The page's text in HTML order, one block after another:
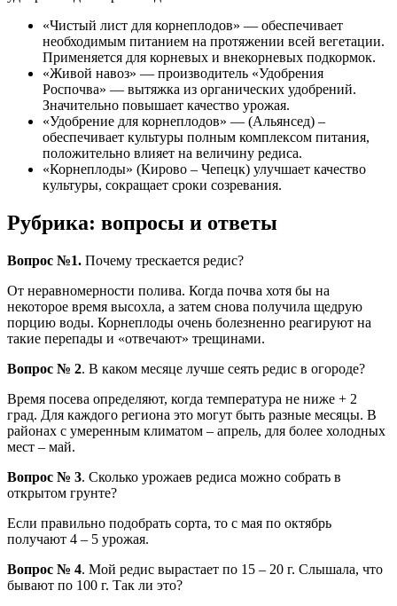
«Чистый лист для корнеплодов» — обеспечивает
необходимым питанием на протяжении всей вегетации.
Применяется для корневых и внекорневых подкормок.
«Живой навоз» — производитель «Удобрения
Роспочва» — вытяжка из органических удобрений.
Значительно повышает качество урожая.
«Удобрение для корнеплодов» — (Альянсед) –
обеспечивает культуры полным комплексом питания,
положительно влияет на величину редиса.
«Корнеплоды» (Кирово – Чепецк) улучшает качество
культуры, сокращает сроки созревания.
Рубрика: вопросы и ответы
Вопрос №1. Почему трескается редис?
От неравномерности полива. Когда почва хотя бы на
некоторое время высохла, а затем снова получила щедрую
порцию воды. Корнеплоды очень болезненно реагируют на
такие перепады и «отвечают» трещинами.
Вопрос № 2. В каком месяце лучше сеять редис в огороде?
Время посева определяют, когда температура не ниже + 2
град. Для каждого региона это могут быть разные месяцы. В
районах с умеренным климатом – апрель, для более холодных
мест – май.
Вопрос № 3. Сколько урожаев редиса можно собрать в
открытом грунте?
Если правильно подобрать сорта, то с мая по октябрь
получают 4 – 5 урожая.
Вопрос № 4. Мой редис вырастает по 15 – 20 г. Слышала, что
бывают по 100 г. Так ли это?